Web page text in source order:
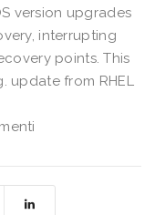
version upgrades
interrupting
points. This
update from RHEL